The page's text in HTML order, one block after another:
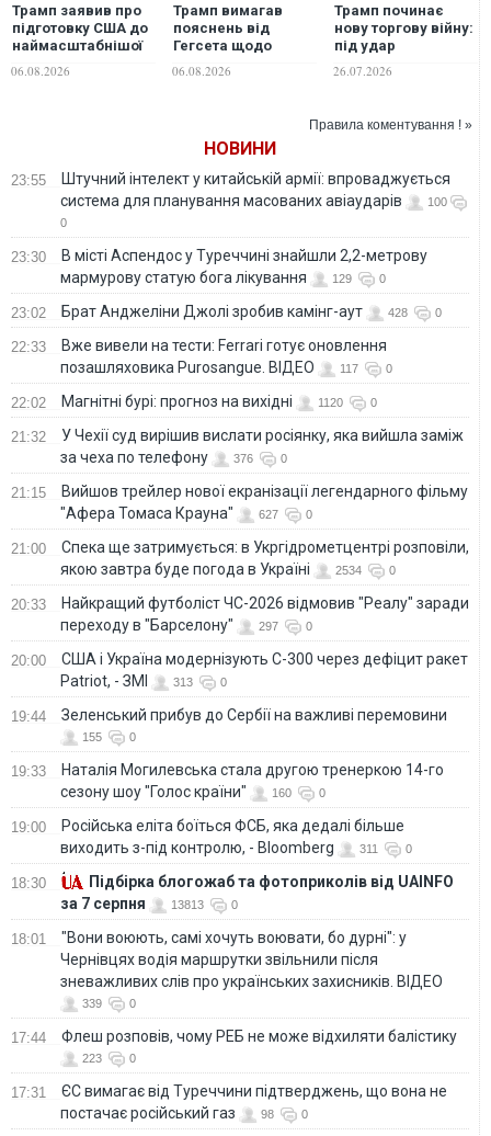
Трамп заявив про
підготовку США до
наймасштабнішої
Другої світової
06.08.2026
Трамп вимагав
пояснень від
Гегсета щодо
боєприпасів, - ЗМІ
06.08.2026
Трамп починає
нову торгову війну:
під удар
найближчі
26.07.2026
Правила коментування ! »
НОВИНИ
23:55
Штучний інтелект у китайській армії: впроваджується
система для планування масованих авіаударів
100
0
23:30
В місті Аспендос у Туреччині знайшли 2,2-метрову
мармурову статую бога лікування
129 0
23:02 Брат Анджеліни Джолі зробив камінг-аут 428 0
22:33
Вже вивели на тести: Ferrari готує оновлення
позашляховика Purosangue. ВІДЕО
117 0
22:02 Магнітні бурі: прогноз на вихідні 1120 0
21:32
У Чехії суд вирішив вислати росіянку, яка вийшла заміж
за чеха по телефону
376 0
21:15
Вийшов трейлер нової екранізації легендарного фільму
"Афера Томаса Крауна"
627 0
21:00
Спека ще затримується: в Укргідрометцентрі розповіли,
якою завтра буде погода в Україні
2534 0
20:33
Найкращий футболіст ЧС-2026 відмовив "Реалу" заради
переходу в "Барселону"
297 0
20:00
США і Україна модернізують С-300 через дефіцит ракет
Patriot, - ЗМІ
313 0
19:44 Зеленський прибув до Сербії на важливі перемовини
155 0
19:33
Наталія Могилевська стала другою тренеркою 14-го
сезону шоу "Голос країни"
160 0
19:00
Російська еліта боїться ФСБ, яка дедалі більше
виходить з-під контролю, - Bloomberg
311 0
18:30
Підбірка блогожаб та фотоприколів від UAINFO
за 7 серпня
13813 0
18:01
"Вони воюють, самі хочуть воювати, бо дурні": у
Чернівцях водія маршрутки звільнили після
зневажливих слів про українських захисників. ВІДЕО
339 0
17:44 Флеш розповів, чому РЕБ не може відхиляти балістику
223 0
17:31
ЄС вимагає від Туреччини підтверджень, що вона не
постачає російський газ
98 0